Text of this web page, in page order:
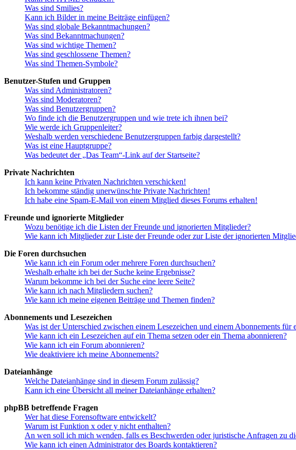
Was sind Smilies?
Kann ich Bilder in meine Beiträge einfügen?
Was sind globale Bekanntmachungen?
Was sind Bekanntmachungen?
Was sind wichtige Themen?
Was sind geschlossene Themen?
Was sind Themen-Symbole?
Benutzer-Stufen und Gruppen
Was sind Administratoren?
Was sind Moderatoren?
Was sind Benutzergruppen?
Wo finde ich die Benutzergruppen und wie trete ich ihnen bei?
Wie werde ich Gruppenleiter?
Weshalb werden verschiedene Benutzergruppen farbig dargestellt?
Was ist eine Hauptgruppe?
Was bedeutet der „Das Team“-Link auf der Startseite?
Private Nachrichten
Ich kann keine Privaten Nachrichten verschicken!
Ich bekomme ständig unerwünschte Private Nachrichten!
Ich habe eine Spam-E-Mail von einem Mitglied dieses Forums erhalten!
Freunde und ignorierte Mitglieder
Wozu benötige ich die Listen der Freunde und ignorierten Mitglieder?
Wie kann ich Mitglieder zur Liste der Freunde oder zur Liste der ignorierten
Die Foren durchsuchen
Wie kann ich ein Forum oder mehrere Foren durchsuchen?
Weshalb erhalte ich bei der Suche keine Ergebnisse?
Warum bekomme ich bei der Suche eine leere Seite?
Wie kann ich nach Mitgliedern suchen?
Wie kann ich meine eigenen Beiträge und Themen finden?
Abonnements und Lesezeichen
Was ist der Unterschied zwischen einem Lesezeichen und einem Abonnements für
Wie kann ich ein Lesezeichen auf ein Thema setzen oder ein Thema abonnieren?
Wie kann ich ein Forum abonnieren?
Wie deaktiviere ich meine Abonnements?
Dateianhänge
Welche Dateianhänge sind in diesem Forum zulässig?
Kann ich eine Übersicht all meiner Dateianhänge erhalten?
phpBB betreffende Fragen
Wer hat diese Forensoftware entwickelt?
Warum ist Funktion x oder y nicht enthalten?
An wen soll ich mich wenden, falls es Beschwerden oder juristische Anfragen zu
Wie kann ich einen Administrator des Boards kontaktieren?